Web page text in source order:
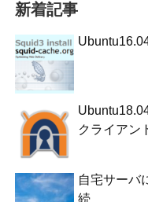
新着記事
クライアン
自宅サーバ
続